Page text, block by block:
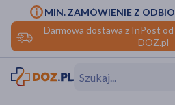
Darmowa dostawa z InPost od
DOZ.pl
MIN. ZAMÓWIENIE Z